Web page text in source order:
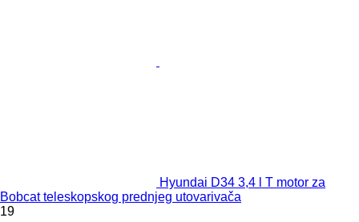
Hyundai D34 3,4 l T motor za
Bobcat teleskopskog prednjeg utovarivača
19